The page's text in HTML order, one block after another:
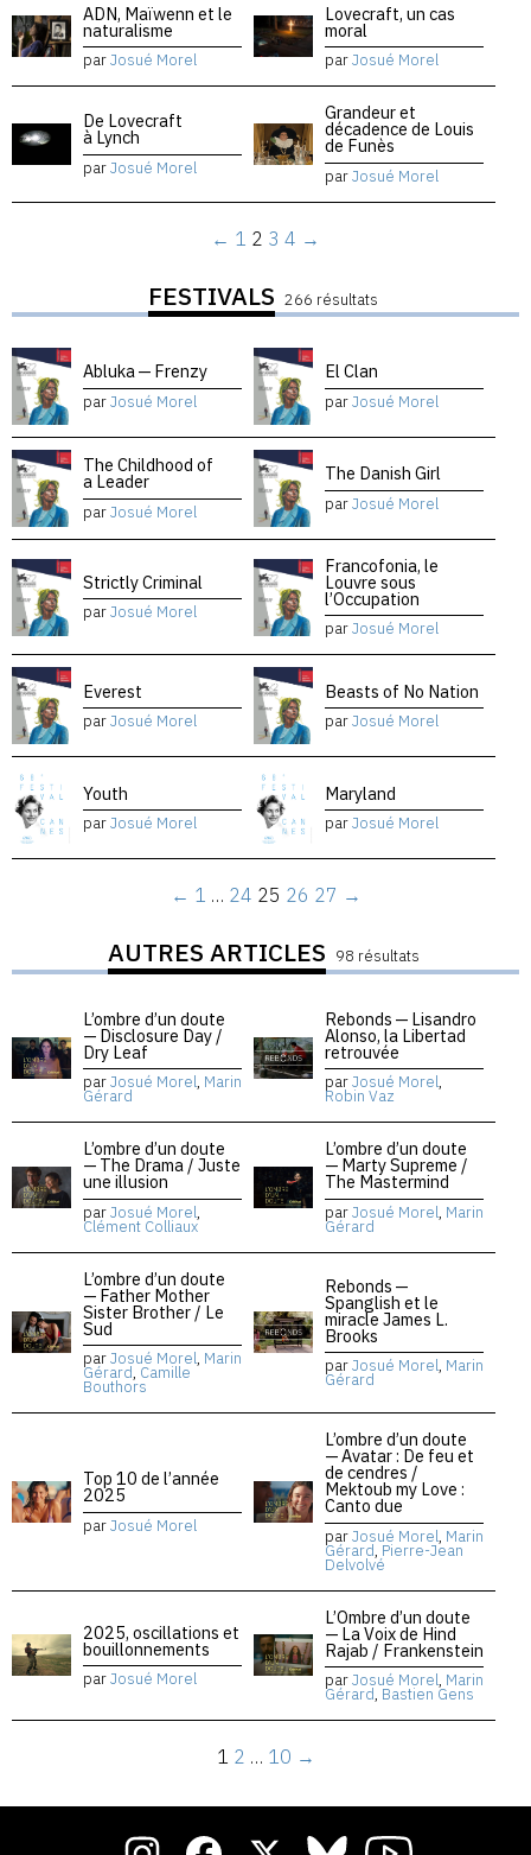
ADN, Maïwenn et le
naturalisme
parJosué Morel
Lovecraft, un cas
moral
parJosué Morel
De Lovecraft
à Lynch
parJosué Morel
Grandeur et
décadence de Louis
de Funès
parJosué Morel
← 1 2 3 4 →
FESTIVALS 266 résultats
Abluka — Frenzy
parJosué Morel
El Clan
parJosué Morel
The Childhood of
a Leader
parJosué Morel
The Danish Girl
parJosué Morel
Strictly Criminal
parJosué Morel
Francofonia, le
Louvre sous
l’Occupation
parJosué Morel
Everest
parJosué Morel
Beasts of No Nation
parJosué Morel
Youth
parJosué Morel
Maryland
parJosué Morel
← 1 … 24 25 26 27 →
AUTRES ARTICLES 98 résultats
L’ombre d’un doute
— Disclosure Day /
Dry Leaf
parJosué Morel, Marin
Gérard
Rebonds — Lisandro
Alonso, la Libertad
retrouvée
parJosué Morel,
Robin Vaz
L’ombre d’un doute
— The Drama / Juste
une illusion
parJosué Morel,
Clément Colliaux
L’ombre d’un doute
— Marty Supreme /
The Mastermind
parJosué Morel, Marin
Gérard
L’ombre d’un doute
— Father Mother
Sister Brother / Le
Sud
parJosué Morel, Marin
Gérard, Camille
Bouthors
Rebonds —
Spanglish et le
miracle James L.
Brooks
parJosué Morel, Marin
Gérard
Top 10 de l’année
2025
parJosué Morel
L’ombre d’un doute
— Avatar : De feu et
de cendres /
Mektoub my Love :
Canto due
parJosué Morel, Marin
Gérard, Pierre-Jean
Delvolvé
2025, oscillations et
bouillonnements
parJosué Morel
L’Ombre d’un doute
— La Voix de Hind
Rajab / Frankenstein
parJosué Morel, Marin
Gérard, Bastien Gens
1 2 … 10 →